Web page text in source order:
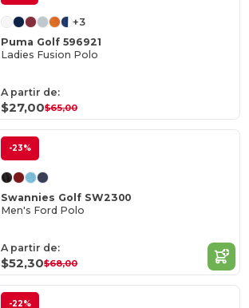
+3
Puma Golf 596921
Ladies Fusion Polo
A partir de:
$27,00$65,00
-23%
Swannies Golf SW2300
Men's Ford Polo
A partir de:
$52,30$68,00
-22%